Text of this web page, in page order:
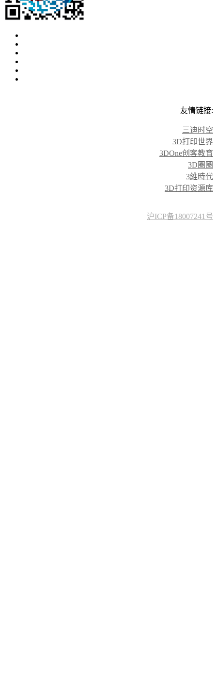
友情链接:
三迪时空
3D打印世界
3DOne创客教育
3D圈圈
3維時代
3D打印资源库
沪ICP备18007241号